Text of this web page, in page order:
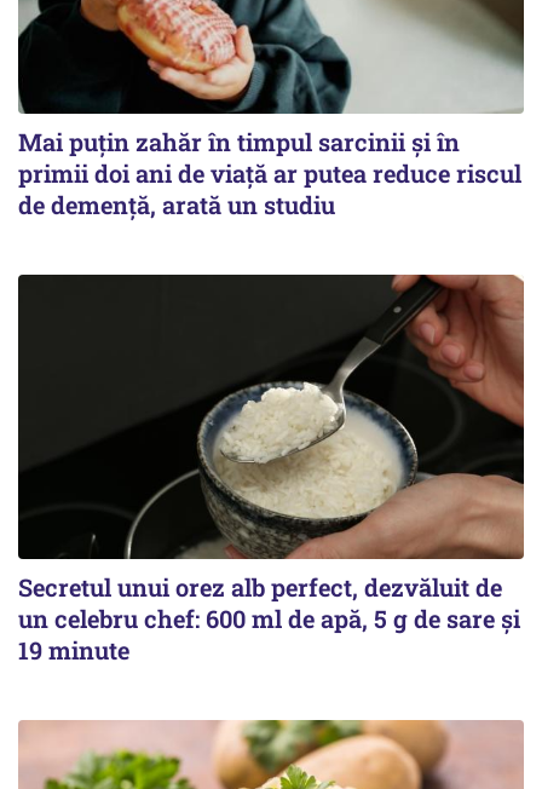
Mai puțin zahăr în timpul sarcinii și în
primii doi ani de viață ar putea reduce riscul
de demență, arată un studiu
Secretul unui orez alb perfect, dezvăluit de
un celebru chef: 600 ml de apă, 5 g de sare și
19 minute